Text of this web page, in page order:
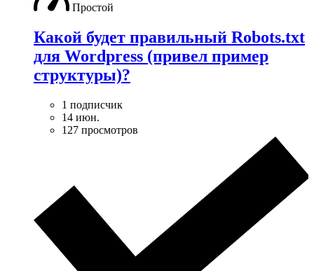
Простой
Какой будет правильный Robots.txt
для Wordpress (привел пример
структуры)?
1 подписчик
14 июн.
127 просмотров